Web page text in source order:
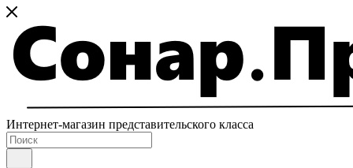
Интернет-магазин представительского класса